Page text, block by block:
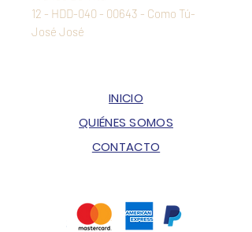
12 - HDD-040 - 00643 - Como Tú-
José José
INICIO
QUIÉNES SOMOS
CONTACTO